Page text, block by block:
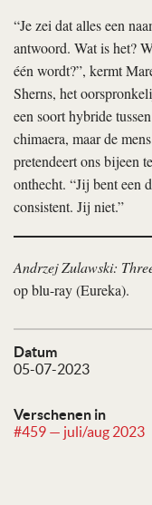
Datum
05-07-2023
Verschenen in
#459 — juli/aug 2023
“Je zei dat alles een
antwoord. Wat is het?
één wordt?”, kermt
Sherns, het
een soort hybride
chimaera, maar de
pretendeert ons bijeen
onthecht. “Jij bent een
consistent. Jij niet.”
Andrzej Zulawski:
op blu-ray (Eureka).